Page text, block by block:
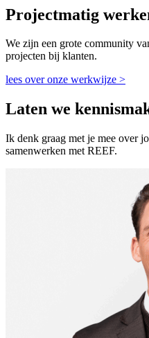
Projectmatig
We zijn een grote community
projecten bij klanten.
lees over onze werkwijze >
Laten we
Ik denk graag met je mee over
samenwerken met REEF.